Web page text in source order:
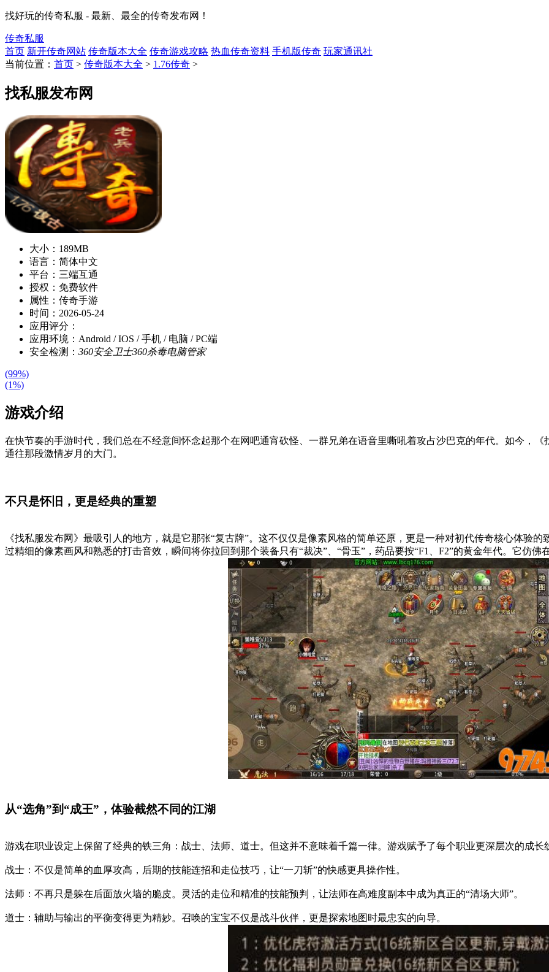
找好玩的传奇私服 - 最新、最全的传奇发布网！
传奇私服
首页 新开传奇网站 传奇版本大全 传奇游戏攻略 热血传奇资料 手机版传奇 玩家通讯社
当前位置： 首页 > 传奇版本大全 > 1.76传奇 >
找私服发布网
大小： 189MB
语言： 简体中文
平台： 三端互通
授权： 免费软件
属性： 传奇手游
时间： 2026-05-24
应用评分：
应用环境： Android / IOS / 手机 / 电脑 / PC端
安全检测： 360安全卫士360杀毒电脑管家
(99%)
(1%)
游戏介绍
在快节奏的手游时代，我们总在不经意间怀念起那个在网吧通宵砍怪、一群兄弟在语音里嘶吼着攻占沙巴克的年代。如今，
通往那段激情岁月的大门。
不只是怀旧，更是经典的重塑
《找私服发布网》最吸引人的地方，就是它那张“复古牌”。这不仅仅是像素风格的简单还原，更是一种对初代传奇核心体验
过精细的像素画风和熟悉的打击音效，瞬间将你拉回到那个装备只有“裁决”、“骨玉”，药品要按“F1、F2”的黄金年代。它仿
从“选角”到“成王”，体验截然不同的江湖
游戏在职业设定上保留了经典的铁三角：战士、法师、道士。但这并不意味着千篇一律。游戏赋予了每个职业更深层次的成长
战士：不仅是简单的血厚攻高，后期的技能连招和走位技巧，让“一刀斩”的快感更具操作性。
法师：不再只是躲在后面放火墙的脆皮。灵活的走位和精准的技能预判，让法师在高难度副本中成为真正的“清场大师”。
道士：辅助与输出的平衡变得更为精妙。召唤的宝宝不仅是战斗伙伴，更是探索地图时最忠实的向导。